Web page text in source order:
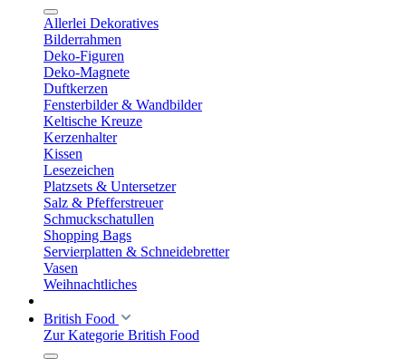
Allerlei Dekoratives
Bilderrahmen
Deko-Figuren
Deko-Magnete
Duftkerzen
Fensterbilder & Wandbilder
Keltische Kreuze
Kerzenhalter
Kissen
Lesezeichen
Platzsets & Untersetzer
Salz & Pfefferstreuer
Schmuckschatullen
Shopping Bags
Servierplatten & Schneidebretter
Vasen
Weihnachtliches
British Food
Zur Kategorie British Food